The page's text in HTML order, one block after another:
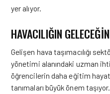
yer alıyor.
HAVACILIĞIN
Gelişen hava taşımacılığı
yönetimi alanındaki uzman
öğrencilerin daha eğitim
tanımaları büyük önem